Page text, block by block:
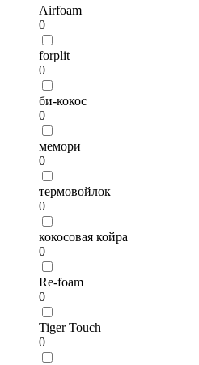
Airfoam
0
forplit
0
би-кокос
0
мемори
0
термовойлок
0
кокосовая койра
0
Re-foam
0
Tiger Touch
0